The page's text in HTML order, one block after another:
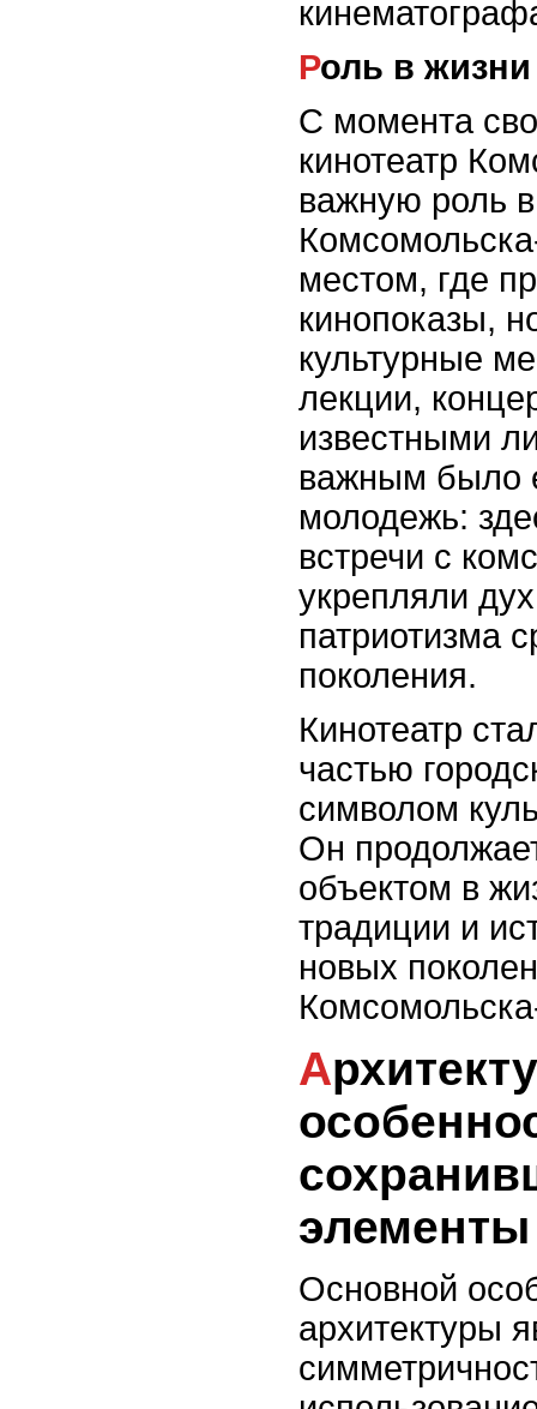
Роль в
С момента
кинотеатр
важную роль
местом, где
кинопоказы,
культурные
лекции,
известными
важным было
молодежь:
встречи с
укрепляли
патриотизма
поколения.
Кинотеатр
частью
символом
Он
объектом в
традиции и
новых
Архитектурные
Основной
архитектуры